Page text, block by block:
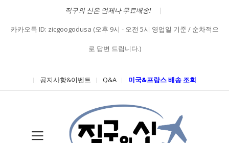
직구의 신은 언제나 무료배송!
카카오톡 ID: zicgoogodusa (오후 9시 - 오전 5시 영업일 기준 / 순차적으
로 답변 드립니다.)
공지사항&이벤트 Q&A 미국&프랑스 배송 조회